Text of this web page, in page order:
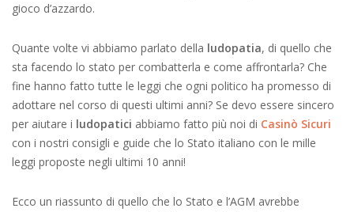
gioco d’azzardo.
Quante volte vi abbiamo parlato della ludopatia, di quello che
sta facendo lo stato per combatterla e come affrontarla? Che
fine hanno fatto tutte le leggi che ogni politico ha promesso di
adottare nel corso di questi ultimi anni? Se devo essere sincero
per aiutare i ludopatici abbiamo fatto più noi di Casinò Sicuri
con i nostri consigli e guide che lo Stato italiano con le mille
leggi proposte negli ultimi 10 anni!
Ecco un riassunto di quello che lo Stato e l’AGM avrebbe